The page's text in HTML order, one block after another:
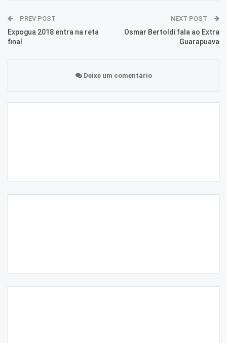
PREV POST
Expogua 2018 entra na reta
final
NEXT POST
Osmar Bertoldi fala ao Extra
Guarapuava
Deixe um comentário